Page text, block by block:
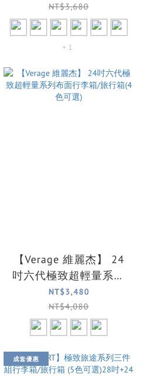
選)
NT$3,680
+ 1
【Verage 維麗杰】 24
吋六代極致超輕量系列
布面行李箱/旅行箱(4色
可選)
NT$3,480
NT$4,080
成套優惠